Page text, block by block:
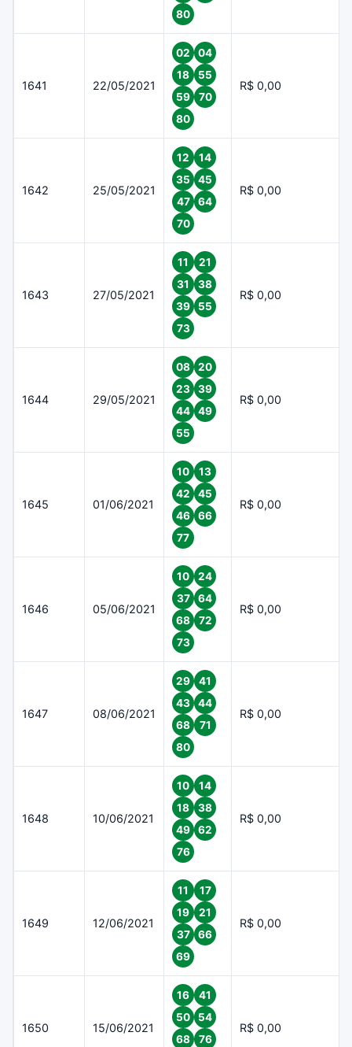
80
1641 22/05/2021
02
04
18
55
59
70
80
R$ 0,00
1642 25/05/2021
12
14
35
45
47
64
70
R$ 0,00
1643 27/05/2021
11
21
31
38
39
55
73
R$ 0,00
1644 29/05/2021
08
20
23
39
44
49
55
R$ 0,00
1645 01/06/2021
10
13
42
45
46
66
77
R$ 0,00
1646 05/06/2021
10
24
37
64
68
72
73
R$ 0,00
1647 08/06/2021
29
41
43
44
68
71
80
R$ 0,00
1648 10/06/2021
10
14
18
38
49
62
76
R$ 0,00
1649 12/06/2021
11
17
19
21
37
66
69
R$ 0,00
1650 15/06/2021
16
41
50
54
68
76
R$ 0,00